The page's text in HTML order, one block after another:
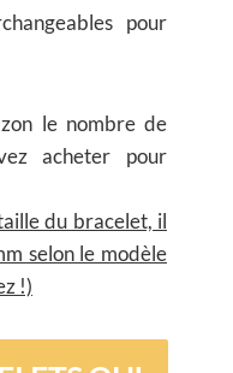
pour
le nombre de
acheter pour
du bracelet, il
selon le modèle
!)